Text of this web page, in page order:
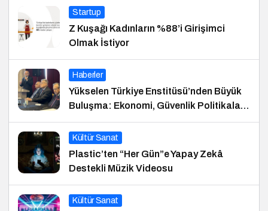
Startup
Z Kuşağı Kadınların %88’i Girişimci
Olmak İstiyor
Haberler
Yükselen Türkiye Enstitüsü’nden Büyük
Buluşma: Ekonomi, Güvenlik Politikaları
ve Hukuk Konferansı
Kültür Sanat
Plastic’ten “Her Gün”e Yapay Zekâ
Destekli Müzik Videosu
Kültür Sanat